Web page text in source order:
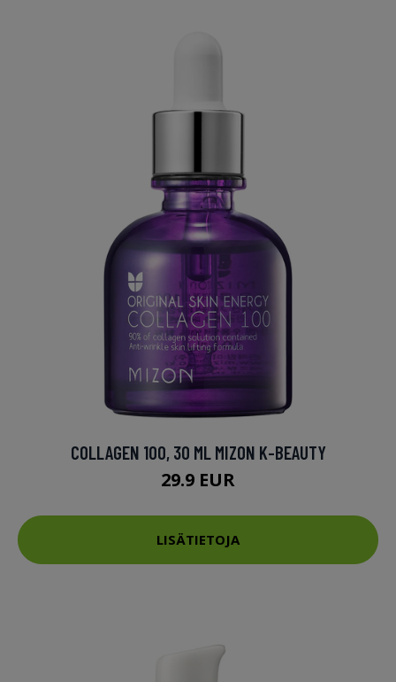
COLLAGEN 100, 30 ML MIZON K-BEAUTY
29.9 EUR
LISÄTIETOJA